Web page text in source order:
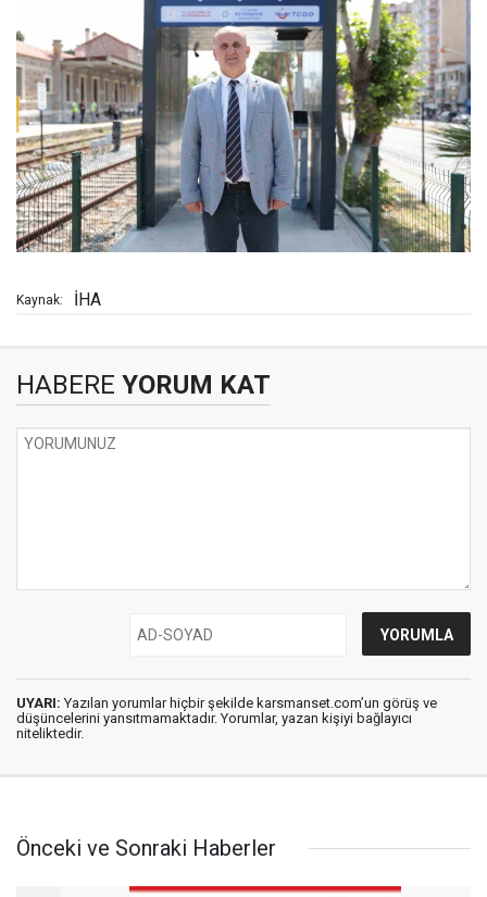
Kaynak: İHA
HABERE YORUM KAT
UYARI: Yazılan yorumlar hiçbir şekilde karsmanset.com’un görüş ve
düşüncelerini yansıtmamaktadır. Yorumlar, yazan kişiyi bağlayıcı
niteliktedir.
Önceki ve Sonraki Haberler